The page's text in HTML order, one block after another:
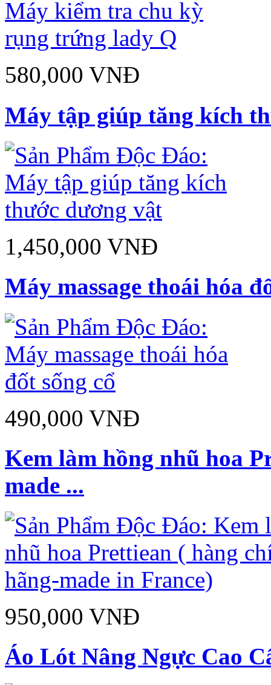
580,000 VNĐ
Máy tập giúp tăng kích
1,450,000 VNĐ
Máy massage thoái hóa
490,000 VNĐ
Kem làm hồng nhũ hoa
made ...
950,000 VNĐ
Áo Lót Nâng Ngực Cao